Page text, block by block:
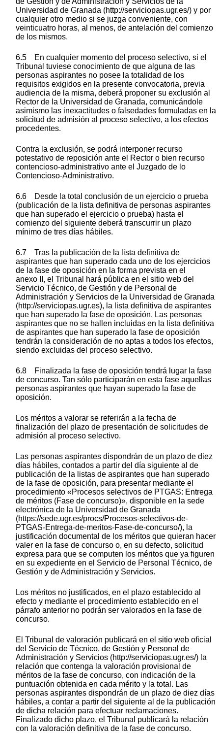
Universidad de Granada (http://serviciopas.ugr.es/) y por
cualquier otro medio si se juzga conveniente, con
veinticuatro horas, al menos, de antelación del comienzo
de los mismos.
6.5 En cualquier momento del proceso selectivo, si el
Tribunal tuviese conocimiento de que alguna de las
personas aspirantes no posee la totalidad de los
requisitos exigidos en la presente convocatoria, previa
audiencia de la misma, deberá proponer su exclusión al
Rector de la Universidad de Granada, comunicándole
asimismo las inexactitudes o falsedades formuladas en la
solicitud de admisión al proceso selectivo, a los efectos
procedentes.
Contra la exclusión, se podrá interponer recurso
potestativo de reposición ante el Rector o bien recurso
contencioso-administrativo ante el Juzgado de lo
Contencioso-Administrativo.
6.6 Desde la total conclusión de un ejercicio o prueba
(publicación de la lista definitiva de personas aspirantes
que han superado el ejercicio o prueba) hasta el
comienzo del siguiente deberá transcurrir un plazo
mínimo de tres días hábiles.
6.7 Tras la publicación de la lista definitiva de
aspirantes que han superado cada uno de los ejercicios
de la fase de oposición en la forma prevista en el
anexo II, el Tribunal hará pública en el sitio web del
Servicio Técnico, de Gestión y de Personal de
Administración y Servicios de la Universidad de Granada
(http://serviciopas.ugr.es), la lista definitiva de aspirantes
que han superado la fase de oposición. Las personas
aspirantes que no se hallen incluidas en la lista definitiva
de aspirantes que han superado la fase de oposición
tendrán la consideración de no aptas a todos los efectos,
siendo excluidas del proceso selectivo.
6.8 Finalizada la fase de oposición tendrá lugar la fase
de concurso. Tan sólo participarán en esta fase aquellas
personas aspirantes que hayan superado la fase de
oposición.
Los méritos a valorar se referirán a la fecha de
finalización del plazo de presentación de solicitudes de
admisión al proceso selectivo.
Las personas aspirantes dispondrán de un plazo de diez
días hábiles, contados a partir del día siguiente al de
publicación de la listas de aspirantes que han superado
de la fase de oposición, para presentar mediante el
procedimiento «Procesos selectivos de PTGAS: Entrega
de méritos (Fase de concurso)», disponible en la sede
electrónica de la Universidad de Granada
(https://sede.ugr.es/procs/Procesos-selectivos-de-
PTGAS-Entrega-de-meritos-Fase-de-concurso/), la
justificación documental de los méritos que quieran hacer
valer en la fase de concurso o, en su defecto, solicitud
expresa para que se computen los méritos que ya figuren
en su expediente en el Servicio de Personal Técnico, de
Gestión y de Administración y Servicios.
Los méritos no justificados, en el plazo establecido al
efecto y mediante el procedimiento establecido en el
párrafo anterior no podrán ser valorados en la fase de
concurso.
El Tribunal de valoración publicará en el sitio web oficial
del Servicio de Técnico, de Gestión y Personal de
Administración y Servicios (http://serviciopas.ugr.es/) la
relación que contenga la valoración provisional de
méritos de la fase de concurso, con indicación de la
puntuación obtenida en cada mérito y la total. Las
personas aspirantes dispondrán de un plazo de diez días
hábiles, a contar a partir del siguiente al de la publicación
de dicha relación para efectuar reclamaciones.
Finalizado dicho plazo, el Tribunal publicará la relación
con la valoración definitiva de la fase de concurso.